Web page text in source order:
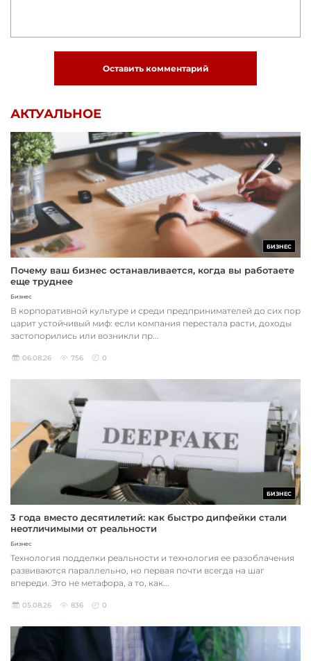
Оставить комментарий
АКТУАЛЬНОЕ
БИЗНЕС
Почему ваш бизнес останавливается, когда вы работаете
еще труднее
Бизнес
В корпоративной культуре и среди предпринимателей до сих пор
царит устойчивый миф: если компания перестала расти, доходы
застопорились или возникли пр...
06.08.26 756 0
БИЗНЕС
3 года вместо десятилетий: как быстро дипфейки стали
неотличимыми от реальности
Бизнес
Технология подделки реальности и технология ее разоблачения
развиваются параллельно, но первая почти всегда на шаг
впереди. Это не метафора, а то, как...
05.08.26 836 0